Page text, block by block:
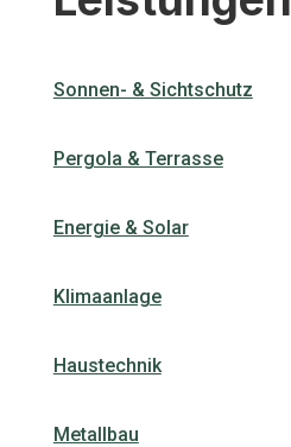
Sonnen- & Sichtschutz
Pergola & Terrasse
Energie & Solar
Klimaanlage
Haustechnik
Metallbau